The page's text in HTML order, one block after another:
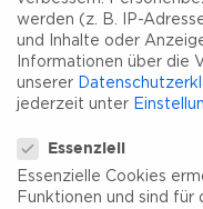
werden (z. B. IP-
und Inhalte oder
Informationen über die
unserer
jederzeit unter
Essenziell
Essenzielle Cookies
Funktionen und sind